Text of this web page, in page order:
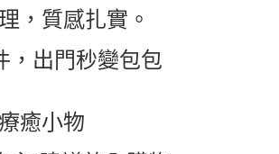
費
，質感扎實。
，出門秒變包包
癒小物